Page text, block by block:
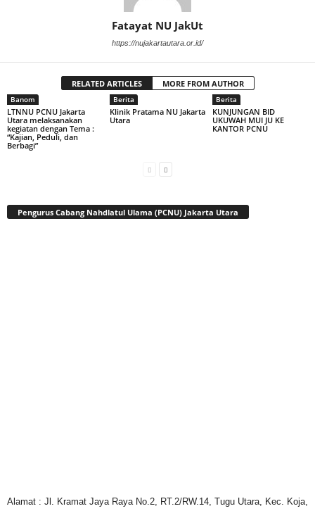
Fatayat NU JakUt
https://nujakartautara.or.id/
RELATED ARTICLES MORE FROM AUTHOR
Banom
LTNNU PCNU Jakarta
Utara melaksanakan
kegiatan dengan Tema :
“Kajian, Peduli, dan
Berbagi”
Berita
Klinik Pratama NU Jakarta
Utara
Berita
KUNJUNGAN BID
UKUWAH MUI JU KE
KANTOR PCNU
Pengurus Cabang Nahdlatul Ulama (PCNU) Jakarta Utara
Alamat : Jl. Kramat Jaya Raya No.2, RT.2/RW.14, Tugu Utara, Kec. Koja,